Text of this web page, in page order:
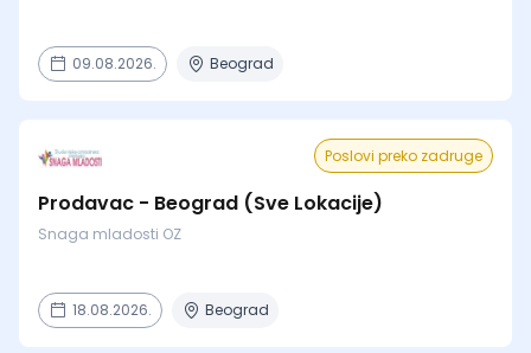
09.08.2026. Beograd
Poslovi preko zadruge
Prodavac - Beograd (Sve Lokacije)
Snaga mladosti OZ
18.08.2026. Beograd